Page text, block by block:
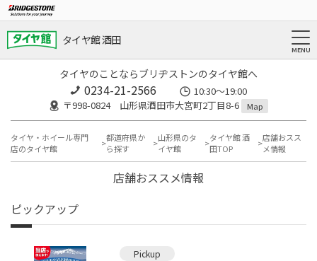
タイヤ館 酒田
タイヤのことならブリヂストンのタイヤ館へ
0234-21-2566
10:30～19:00
〒998-0824 山形県酒田市大宮町2丁目8-6
Map
タイヤ・ホイール専門
店のタイヤ館
都道府県か
ら探す
山形県のタ
イヤ館
タイヤ館 酒
田TOP
店舗おスス
メ情報
店舗おススメ情報
ピックアップ
Pickup